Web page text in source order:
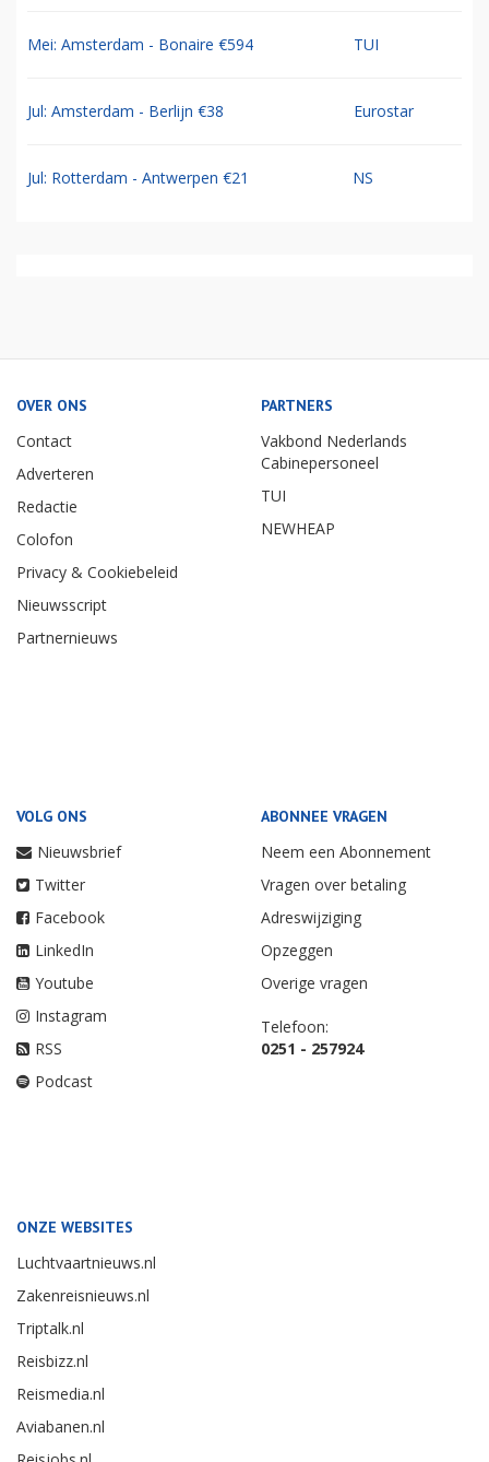
Mei: Amsterdam - Bonaire €594 TUI
Jul: Amsterdam - Berlijn €38 Eurostar
Jul: Rotterdam - Antwerpen €21 NS
OVER ONS
Contact
Adverteren
Redactie
Colofon
Privacy & Cookiebeleid
Nieuwsscript
Partnernieuws
PARTNERS
Vakbond Nederlands
Cabinepersoneel
TUI
NEWHEAP
VOLG ONS
Nieuwsbrief
Twitter
Facebook
LinkedIn
Youtube
Instagram
RSS
Podcast
ABONNEE VRAGEN
Neem een Abonnement
Vragen over betaling
Adreswijziging
Opzeggen
Overige vragen
Telefoon:
0251 - 257924
ONZE WEBSITES
Luchtvaartnieuws.nl
Zakenreisnieuws.nl
Triptalk.nl
Reisbizz.nl
Reismedia.nl
Aviabanen.nl